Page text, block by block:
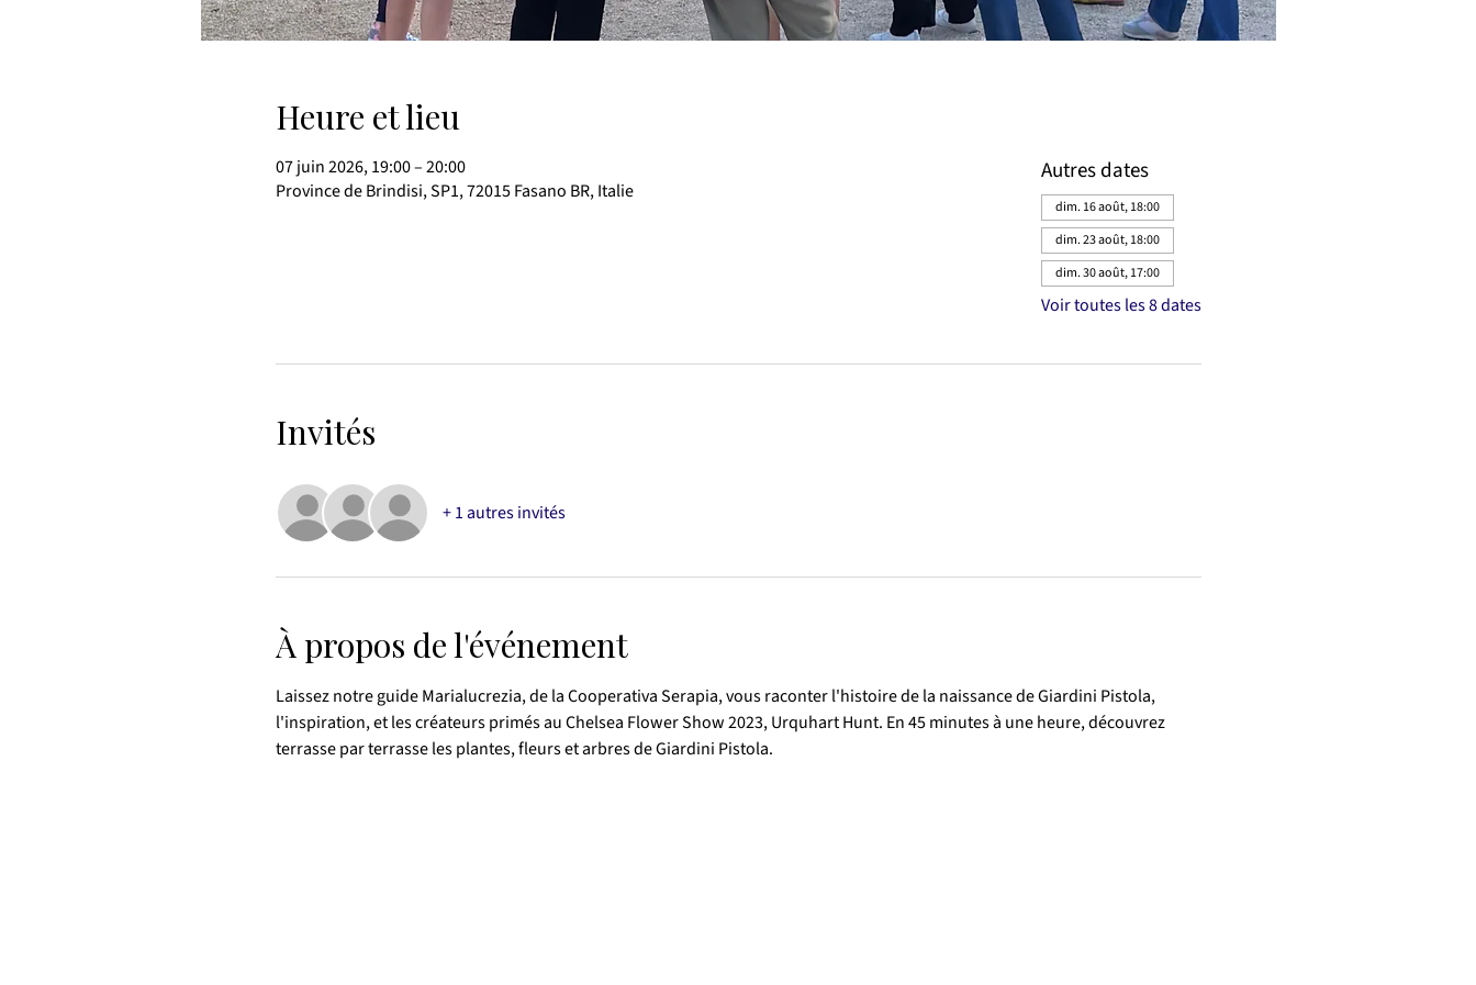
Heure et lieu
07 juin 2026, 19:00 – 20:00
Province de Brindisi, SP1, 72015 Fasano BR, Italie
Autres dates
dim. 16 août, 18:00
dim. 23 août, 18:00
dim. 30 août, 17:00
Voir toutes les 8 dates
Invités
+ 1 autres invités
À propos de l'événement
Laissez notre guide Marialucrezia, de la Cooperativa Serapia, vous raconter l'histoire de la naissance de Giardini Pistola,
l'inspiration, et les créateurs primés au Chelsea Flower Show 2023, Urquhart Hunt. En 45 minutes à une heure, découvrez
terrasse par terrasse les plantes, fleurs et arbres de Giardini Pistola.